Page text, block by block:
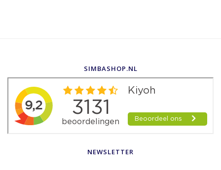
SIMBASHOP.NL
NEWSLETTER